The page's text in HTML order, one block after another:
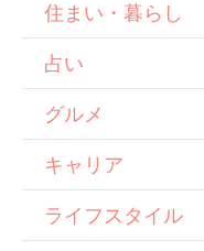
住まい・暮らし
占い
グルメ
キャリア
ライフスタイル